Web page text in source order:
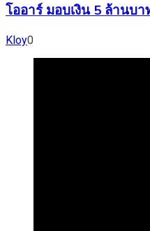
โออาร์ มอบเงิน 5 ล้านบ
Kloy0